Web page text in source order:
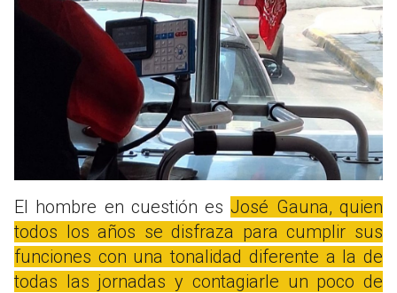
El hombre en cuestión es José Gauna, quien
todos los años se disfraza para cumplir sus
funciones con una tonalidad diferente a la de
todas las jornadas y contagiarle un poco de